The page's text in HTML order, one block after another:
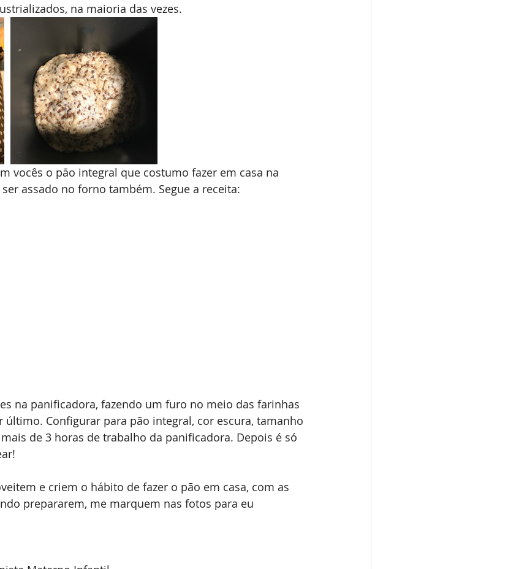
na maioria das vezes.
vocês o pão integral que costumo fazer em casa na
assado no forno também. Segue a receita:
na panificadora, fazendo um furo no meio das farinhas
Configurar para pão integral, cor escura, tamanho
de 3 horas de trabalho da panificadora. Depois é só
e criem o hábito de fazer o pão em casa, com as
prepararem, me marquem nas fotos para eu